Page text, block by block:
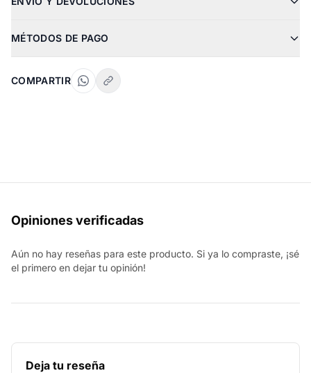
MÉTODOS DE PAGO
COMPARTIR
Opiniones verificadas
Aún no hay reseñas para este producto. Si ya lo compraste, ¡sé
el primero en dejar tu opinión!
Deja tu reseña